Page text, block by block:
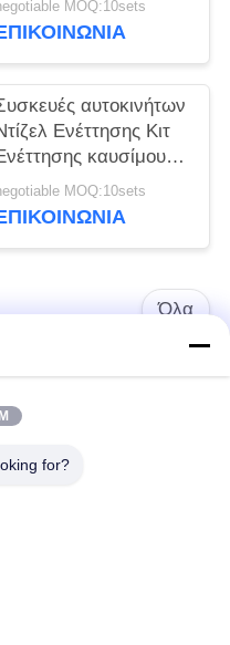
MOQ:10sets
αυτοκινήτων
Ενέττησης Κιτ
καυσίμου
Κιτ επισκευής για C13
O-ring
MOQ:10sets
Όλα
Κοινό ακροφύσιο
ραγών
Κοινός εγχυτήρας
for?